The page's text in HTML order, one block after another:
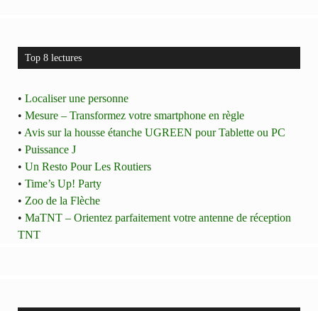
Top 8 lectures
• Localiser une personne
• Mesure – Transformez votre smartphone en règle
• Avis sur la housse étanche UGREEN pour Tablette ou PC
• Puissance J
• Un Resto Pour Les Routiers
• Time’s Up! Party
• Zoo de la Flèche
• MaTNT – Orientez parfaitement votre antenne de réception
TNT